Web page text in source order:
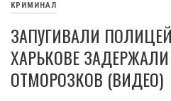
КРИМИНАЛ
ЗАПУГИВАЛИ
ХАРЬКОВЕ
ОТМОРОЗКОВ (ВИДЕО)